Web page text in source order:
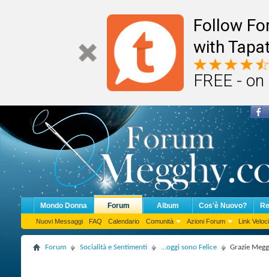
Follow
with
FREE -
Mondo Donna Forum
Nuovi Messaggi FAQ Calendario Comunità Azioni Forum Link Veloci
Album Cos'è Nuovo?
Forum Socialità e Sentimenti ...oggi sono Felice Grazie